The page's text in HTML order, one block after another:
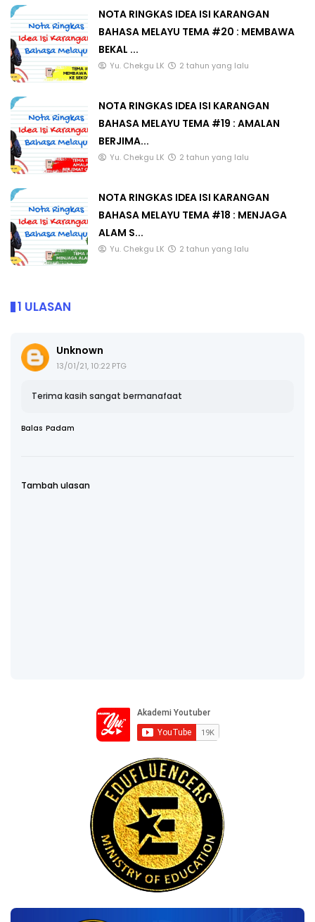
NOTA RINGKAS IDEA ISI KARANGAN
BAHASA MELAYU TEMA #20 : MEMBAWA
BEKAL ...
Yu. Chekgu LK 2 tahun yang lalu
NOTA RINGKAS IDEA ISI KARANGAN
BAHASA MELAYU TEMA #19 : AMALAN
BERJIMA...
Yu. Chekgu LK 2 tahun yang lalu
NOTA RINGKAS IDEA ISI KARANGAN
BAHASA MELAYU TEMA #18 : MENJAGA
ALAM S...
Yu. Chekgu LK 2 tahun yang lalu
1 ULASAN
Unknown
13/01/21, 10:22 PTG
Terima kasih sangat bermanafaat
Balas Padam
Tambah ulasan